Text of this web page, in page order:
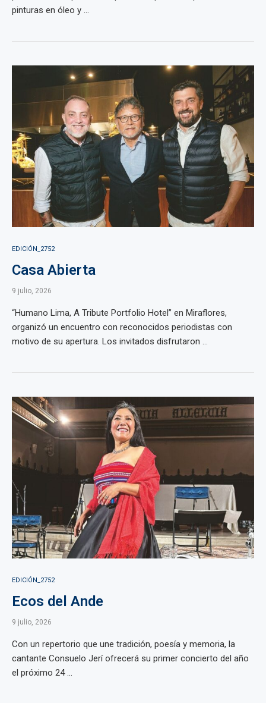
pinturas en óleo y ...
EDICIÓN_2752
Casa Abierta
9 julio, 2026
“Humano Lima, A Tribute Portfolio Hotel” en Miraflores,
organizó un encuentro con reconocidos periodistas con
motivo de su apertura. Los invitados disfrutaron ...
EDICIÓN_2752
Ecos del Ande
9 julio, 2026
Con un repertorio que une tradición, poesía y memoria, la
cantante Consuelo Jerí ofrecerá su primer concierto del año
el próximo 24 ...